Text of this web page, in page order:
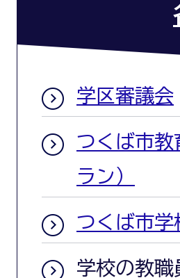
学区審議会
つくば市教
ラン）
つくば市学
学校の教職